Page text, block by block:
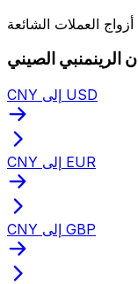
CNY إلى USD
CNY إلى EUR
CNY إلى GBP